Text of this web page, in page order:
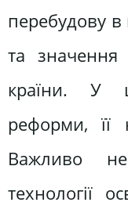
перебудову
та значення
країни. У
реформи, її
Важливо не
технології